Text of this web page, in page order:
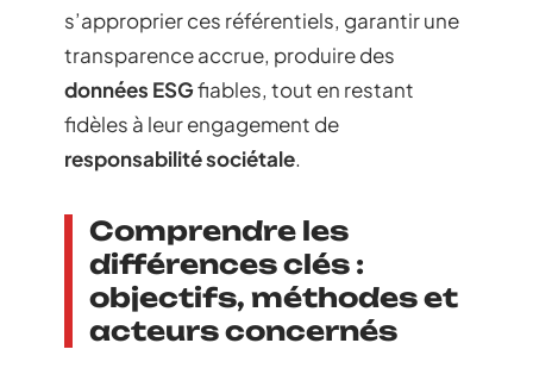
s’approprier ces référentiels, garantir une
transparence accrue, produire des
données ESGfiables, tout en restant
fidèles à leur engagement de
responsabilité sociétale.
Comprendre les
différences clés :
objectifs, méthodes et
acteurs concernés